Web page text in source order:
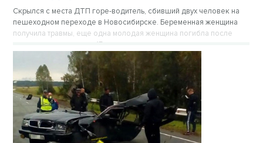
Скрылся с места ДТП горе-водитель, сбивший двух человек на
пешеходном переходе в Новосибирске. Беременная женщина
получила травмы, еще одна молодая женщина погибла после
того как ее протащило 15 метров по дороге.